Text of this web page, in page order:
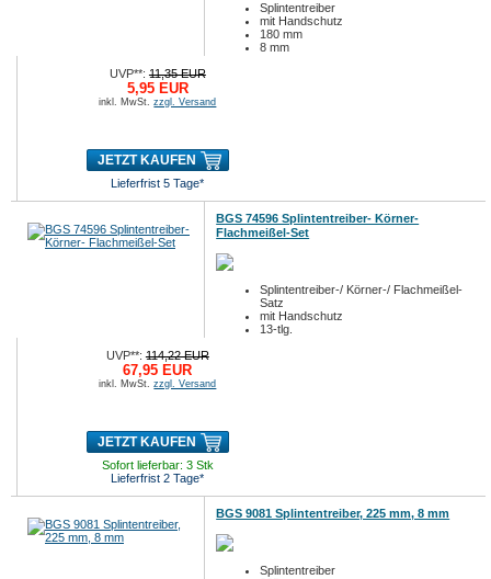
Splintentreiber
mit Handschutz
180 mm
8 mm
UVP**:11,35 EUR
5,95 EUR
inkl. MwSt.zzgl. Versand
JETZT KAUFEN
Lieferfrist 5 Tage*
BGS 74596 Splintentreiber- Körner-
Flachmeißel-Set
Splintentreiber-/ Körner-/ Flachmeißel-
Satz
mit Handschutz
13-tlg.
UVP**:114,22 EUR
67,95 EUR
inkl. MwSt.zzgl. Versand
JETZT KAUFEN
Sofort lieferbar: 3 Stk
Lieferfrist 2 Tage*
BGS 9081 Splintentreiber, 225 mm, 8 mm
Splintentreiber